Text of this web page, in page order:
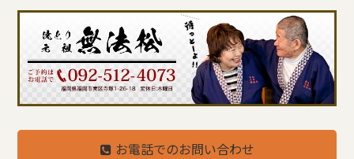
お電話でのお問い合わせ